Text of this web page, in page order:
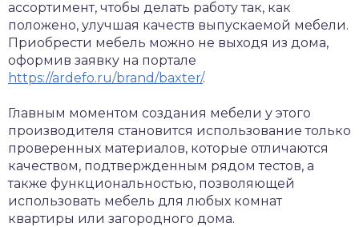
ассортимент, чтобы делать работу так, как
положено, улучшая качеств выпускаемой мебели.
Приобрести мебель можно не выходя из дома,
оформив заявку на портале
https://ardefo.ru/brand/baxter/.
Главным моментом создания мебели у этого
производителя становится использование только
проверенных материалов, которые отличаются
качеством, подтвержденным рядом тестов, а
также функциональностью, позволяющей
использовать мебель для любых комнат
квартиры или загородного дома.